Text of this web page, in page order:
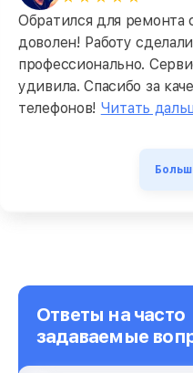
Обратился для ремонта
доволен! Работу
профессионально.
удивила. Спасибо за
телефонов! Читать
Ответы на часто
задаваемые